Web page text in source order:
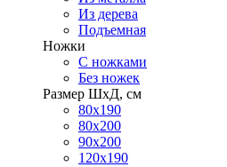
Из дерева
Подъемная
Ножки
С ножками
Без ножек
Размер ШхД, см
80х190
80х200
90х200
120х190